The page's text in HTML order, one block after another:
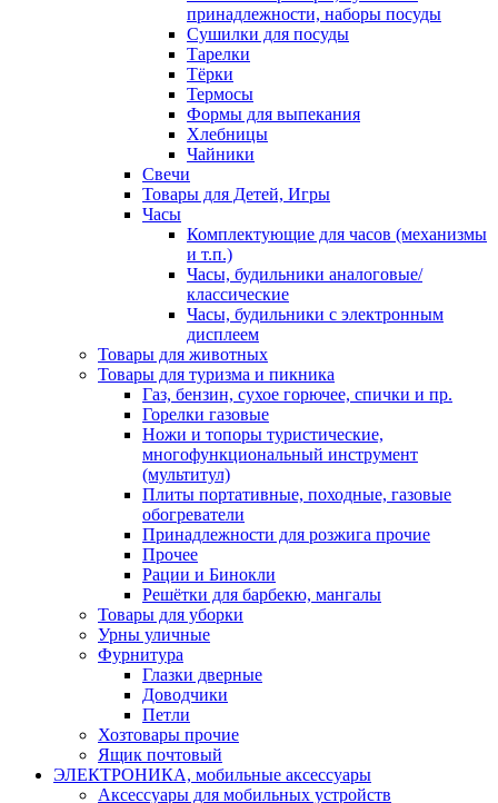
принадлежности, наборы посуды
Сушилки для посуды
Тарелки
Тёрки
Термосы
Формы для выпекания
Хлебницы
Чайники
Свечи
Товары для Детей, Игры
Часы
Комплектующие для часов (механизмы
и т.п.)
Часы, будильники аналоговые/
классические
Часы, будильники с электронным
дисплеем
Товары для животных
Товары для туризма и пикника
Газ, бензин, сухое горючее, спички и пр.
Горелки газовые
Ножи и топоры туристические,
многофункциональный инструмент
(мультитул)
Плиты портативные, походные, газовые
обогреватели
Принадлежности для розжига прочие
Прочее
Рации и Бинокли
Решётки для барбекю, мангалы
Товары для уборки
Урны уличные
Фурнитура
Глазки дверные
Доводчики
Петли
Хозтовары прочие
Ящик почтовый
ЭЛЕКТРОНИКА, мобильные аксессуары
Аксессуары для мобильных устройств